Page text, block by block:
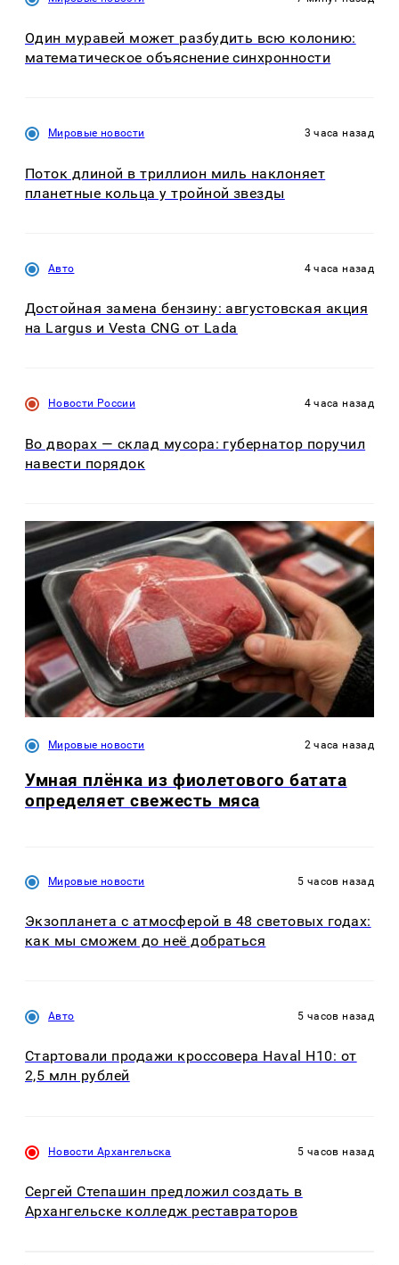
Один муравей может разбудить всю колонию:
математическое объяснение синхронности
Мировые новости 3 часа назад
Поток длиной в триллион миль наклоняет
планетные кольца у тройной звезды
Авто 4 часа назад
Достойная замена бензину: августовская акция
на Largus и Vesta CNG от Lada
Новости России 4 часа назад
Во дворах — склад мусора: губернатор поручил
навести порядок
Мировые новости 2 часа назад
Умная плёнка из фиолетового батата
определяет свежесть мяса
Мировые новости 5 часов назад
Экзопланета с атмосферой в 48 световых годах:
как мы сможем до неё добраться
Авто 5 часов назад
Стартовали продажи кроссовера Haval H10: от
2,5 млн рублей
Новости Архангельска 5 часов назад
Сергей Степашин предложил создать в
Архангельске колледж реставраторов